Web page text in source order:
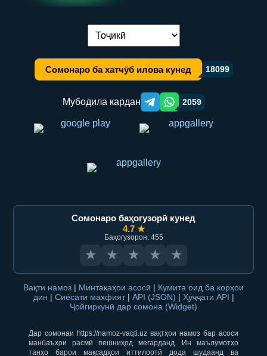
Иваз кардани забон:
Сомонаро ба хатчӯб илова кунед 18099
Мубодила кардан Telegram orqali ulashish
WhatsApp orqali ulashish
2059
Сомонаро баҳогузорӣ кунед
4.7 ★
Баҳогузорон: 455
★ ★ ★ ★ ★
Вақти намоз | Минтақаҳои асосӣ | Кумита оид ба корҳои
дин | Сиёсати махфият | API (JSON) | Ҳуҷҷати API |
Ҷойгиркунӣ дар сомона (Widget)
Дар сомонаи https://namoz-vaqti.uz вақтҳои намоз бар асоси
манбаъҳои расмӣ пешниҳод мегарданд. Ин маълумотҳо
танҳо барои мақсадҳои иттилоотӣ дода шудаанд ва